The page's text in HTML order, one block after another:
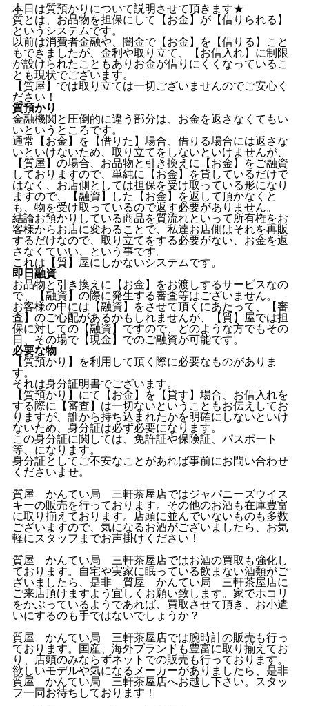
本日は質預かりについて説明させて頂きます★
質とは、お品物を担保にして【お金】が【借りられる】
というシステムです。
以前は消費者金融や、闇金で【お金】を【借りる】こと
もできましたが、金利や取り立て、【お借入れ】に制限
が設けられたこともありお金が借りにくくなっているこ
とも現状でございます。
【質屋】では取り立ては一切ございませんのでご安心く
ださい！
質預かり
金融機関と圧倒的に違う部分は、お金を返さなくてもい
いというところです。
通常【お金】を【借りた】場合、借りる場合には返さな
いといけないため、取り立てをしないといけませんが、
【質屋】の場合、お品物と引き換えに【お金】をご融資
しておりますので、単純に【お金】を貸しているだけで
はなく、お店側としては担保を受け取っている形になり
ますので、【融資】した【お金】を返して頂かなくと
も、物を受け取っているので返す必要がありません。
結論お預かりしている商品を質流れといって所有権をお
客様からお店に変わることで、私達お店側はそれを再販
するだけなので、取り立てをする必要がない、お金を返
さなくていい、という事です。
これは【質】屋にしかないシステムです。
即日融資
お品物と引き換えに【お金】をお渡しするサービスなの
で、【融資】の際に発生する審査等はございません。
お客様の中には【融資】をさせて頂くにあたって、【審
査】のご心配があるかもしれませんが、【質】屋では担
保に対しての【融資】ですので、どのような方でもその
日、その場で【現金】でのご融資が可能です。
必要な物
【質預かり】を利用して頂く際に必要なものがありま
す。
それは身分証明書でございます。
【質預かり】にて【お金】を【貸す】場合、お借入れを
する際に【審査】は一切ないということもお伝えしてお
りますが、誰から持ち込まれたかを明確にしないといけ
ないため、身分証は必ず必要になります。
この身分証に関しては、免許証や保険証、パスポート
等、になります。
身分証としてご不安なことがあれば事前にお問い合わせ
くださいませ。
質屋 かんてい局 三軒茶屋店ではジャパニーズウイス
キーの販売を行っております。その他のお酒も在庫豊富
に取り揃えております。店頭に並んでいないものも多数
ございますので、気になるお酒がございましたら、お気
軽にスタッフまでお声掛けください！
質屋 かんてい局 三軒茶屋店ではお酒の買取も強化し
ております。自宅や実家に眠っている飲まない酒類がご
ざいましたら、是非 質屋 かんてい局 三軒茶屋店に
ご来店頂けますよう宜しくお願い致します。家でホコリ
をかぶっているようであれば、買取させて頂き、お小遣
いにするのも手ではないでしょうか？
質屋 かんてい局 三軒茶屋店では腕時計の販売も行っ
ております。国産、海外ブランドも豊富に取り揃えてお
り、店頭のみならずネットでの販売も行っております。
欲しいモデルや気になるメーカーがありましたら、是非
質屋 かんてい局 三軒茶屋店へお越し下さい。スタッ
フ一同お待ちしております！